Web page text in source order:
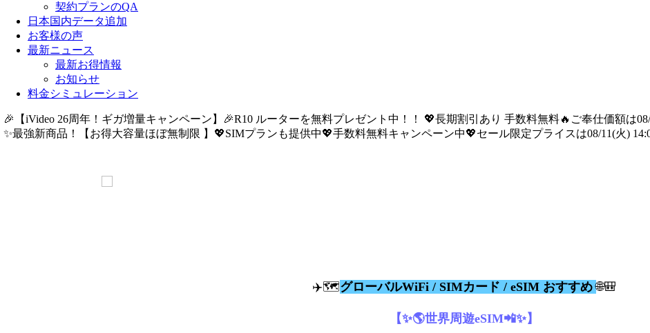
契約プランのQA
日本国内データ追加
お客様の声
最新ニュース
最新お得情報
お知らせ
料金シミュレーション
🎉【iVideo 26周年！ギガ増量キャンペーン】🎉R10 ルーターを無料プレゼント中！！ 💖長期割引あり 手数料無料🔥ご奉仕価額は
✨️最強新商品！【お得大容量ほぼ無制限 】💖SIMプランも提供中💖手数料無料キャンペーン中💖セール限定プライスは08/11(火)
✈️🗺️グローバルWiFi / SIMカード / eSIM おすすめ🌐🎒
【✨🌎世界周遊eSIM📲✨】